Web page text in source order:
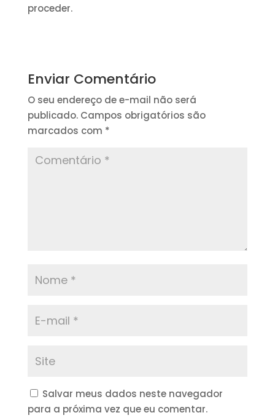
proceder.
Enviar Comentário
O seu endereço de e-mail não será
publicado. Campos obrigatórios são
marcados com *
Salvar meus dados neste navegador
para a próxima vez que eu comentar.